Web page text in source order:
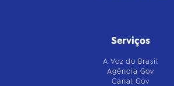
Serviços
A Voz do Brasil
Agência Gov
Canal Gov